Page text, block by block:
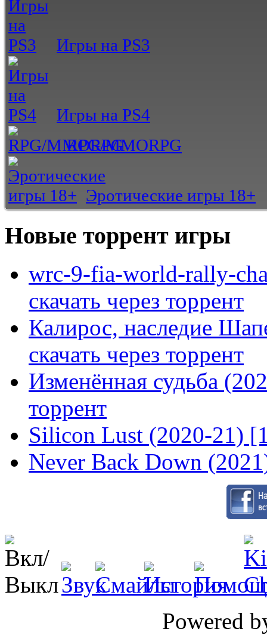
Игры на PS3
Игры на PS4
RPG/MMORPG
Эротические игры 18+
Новые торрент игры
wrc-9-fia-world-rally-
скачать через торрент
Калирос, наследие
скачать через торрент
Изменённая судьба
торрент
Silicon Lust (2020-21)
Never Back Down
Powered